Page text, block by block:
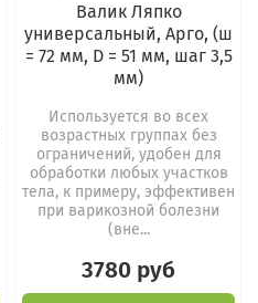
Валик Ляпко
универсальный, Арго, (ш
= 72 мм, D = 51 мм, шаг 3,5
мм)
Используется во всех
возрастных группах без
ограничений, удобен для
обработки любых участков
тела, к примеру, эффективен
при варикозной болезни
(вне...
3780 руб